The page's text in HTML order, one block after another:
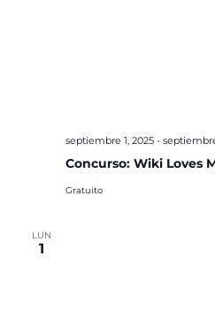
Concurso: Wiki Loves
septiembre 1, 2025-
Gratuito
LUN
1